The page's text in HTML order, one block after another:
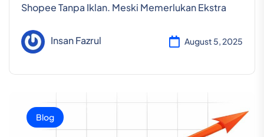
Shopee Tanpa Iklan. Meski Memerlukan Ekstra
Insan Fazrul August 5, 2025
Blog